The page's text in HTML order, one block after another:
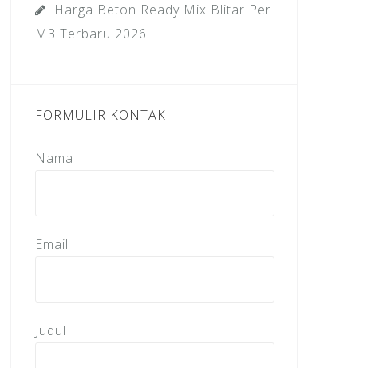
Harga Beton Ready Mix Blitar Per
M3 Terbaru 2026
FORMULIR KONTAK
Nama
Email
Judul